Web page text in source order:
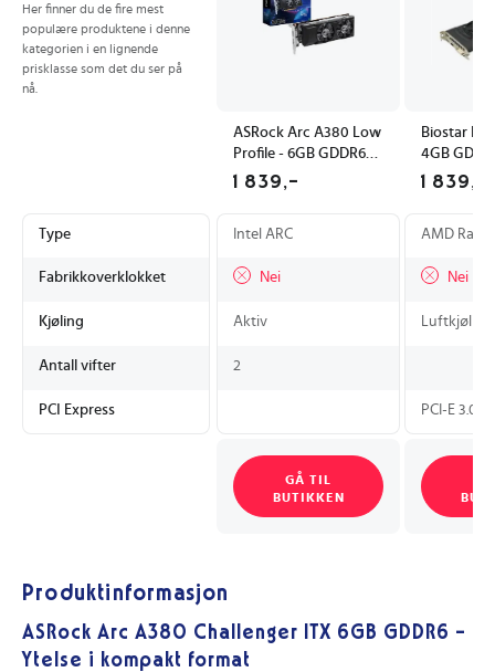
Her finner du de fire mest
populære produktene i denne
kategorien i en lignende
prisklasse som det du ser på
nå.
ASRock Arc A380 Low
Profile - 6GB GDDR6
RAM - Grafikkort
1 839,-
Biostar
4GB
med HDMI
1 839,-
Type Intel ARC AMD
Fabrikkoverklokket Nei Nei
Kjøling Aktiv Luftkjøling
Antall vifter 2
PCI Express PCI-E 3.0
GÅ TIL
BUTIKKEN
Produktinformasjon
ASRock Arc A380 Challenger ITX 6GB GDDR6 –
Ytelse i kompakt format